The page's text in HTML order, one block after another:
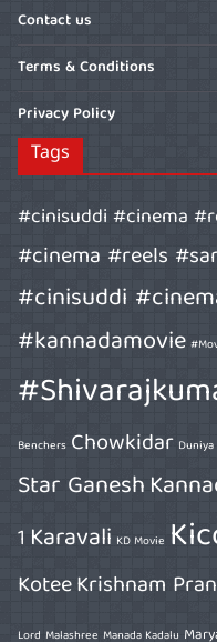
Contact us
Terms & Conditions
Privacy Policy
Tags
#cinisuddi #cinema
#cinema #reels
#cinisuddi
#kannadamovie
Benchers Chowkidar
Star Ganesh
1 Karavali KD Movie
KoteeKrishnam
Lord Malashree Manada Kadalu